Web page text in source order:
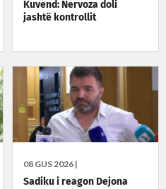
Kuvend: Nervoza doli
jashtë kontrollit
08 GUS 2026 |
Sadiku i reagon Dejona